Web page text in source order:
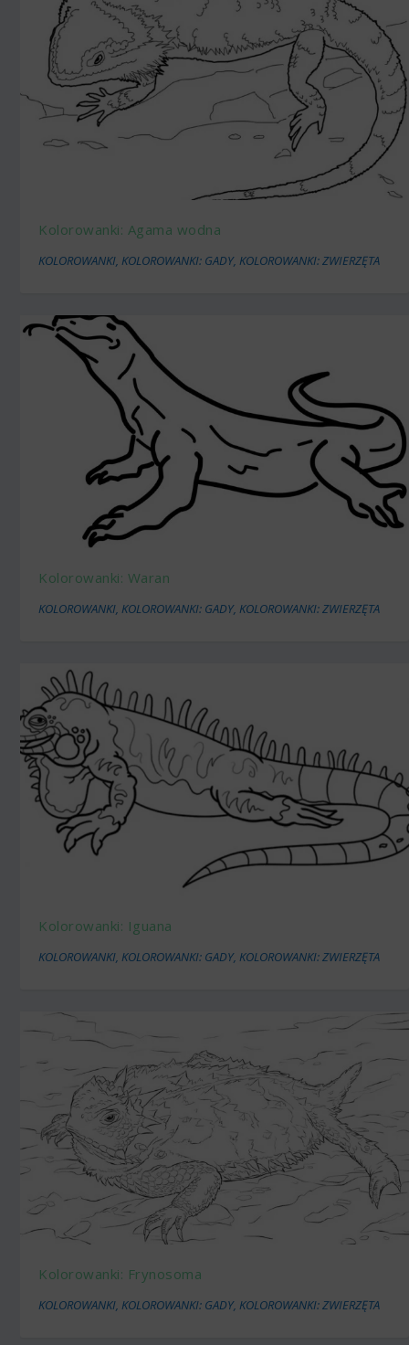
Kolorowanki: Agama wodna
KOLOROWANKI,KOLOROWANKI: GADY,KOLOROWANKI: ZWIERZĘTA
Kolorowanki: Waran
KOLOROWANKI,KOLOROWANKI: GADY,KOLOROWANKI: ZWIERZĘTA
Kolorowanki: Iguana
KOLOROWANKI,KOLOROWANKI: GADY,KOLOROWANKI: ZWIERZĘTA
Kolorowanki: Frynosoma
KOLOROWANKI,KOLOROWANKI: GADY,KOLOROWANKI: ZWIERZĘTA